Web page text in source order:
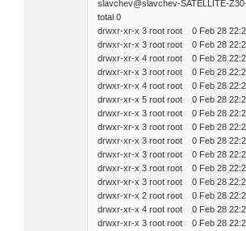
slavchev@slavchev-SATELLITE-
total 0
drwxr-xr-x 3 root root 0 Feb 28
drwxr-xr-x 3 root root 0 Feb 28
drwxr-xr-x 4 root root 0 Feb 28
drwxr-xr-x 3 root root 0 Feb 28
drwxr-xr-x 4 root root 0 Feb 28
drwxr-xr-x 5 root root 0 Feb 28
drwxr-xr-x 3 root root 0 Feb 28
drwxr-xr-x 3 root root 0 Feb 28
drwxr-xr-x 3 root root 0 Feb 28
drwxr-xr-x 3 root root 0 Feb 28
drwxr-xr-x 3 root root 0 Feb 28
drwxr-xr-x 3 root root 0 Feb 28
drwxr-xr-x 2 root root 0 Feb 28
drwxr-xr-x 4 root root 0 Feb 28
drwxr-xr-x 3 root root 0 Feb 28